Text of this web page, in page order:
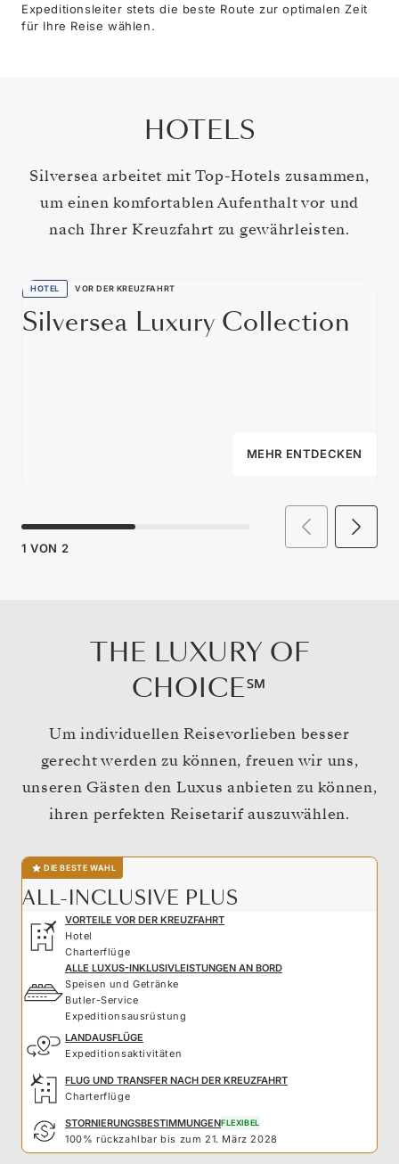
Expeditionsleiter stets die beste Route zur optimalen Zeit
für Ihre Reise wählen.
HOTELS
Silversea arbeitet mit Top-Hotels zusammen,
um einen komfortablen Aufenthalt vor und
nach Ihrer Kreuzfahrt zu gewährleisten.
HOTEL VOR DER KREUZFAHRT
Silversea Luxury Collection
MEHR ENTDECKEN
1 VON 2
THE LUXURY OF
CHOICE℠
Um individuellen Reisevorlieben besser
gerecht werden zu können, freuen wir uns,
unseren Gästen den Luxus anbieten zu können,
ihren perfekten Reisetarif auszuwählen.
DIE BESTE WAHL
ALL-INCLUSIVE PLUS
VORTEILE VOR DER KREUZFAHRT
Hotel
Charterflüge
ALLE LUXUS-INKLUSIVLEISTUNGEN AN BORD
Speisen und Getränke
Butler-Service
Expeditionsausrüstung
LANDAUSFLÜGE
Expeditionsaktivitäten
FLUG UND TRANSFER NACH DER KREUZFAHRT
Charterflüge
STORNIERUNGSBESTIMMUNGENFLEXIBEL
100% rückzahlbar bis zum 21. März 2028